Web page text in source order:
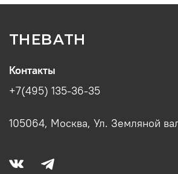
THEBATH
Контакты
+7(495) 135-36-35
105064, Москва, Ул. Земляной